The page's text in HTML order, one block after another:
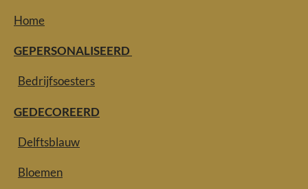
Home
GEPERSONALISEERD
Bedrijfsoesters
GEDECOREERD
Delftsblauw
Bloemen